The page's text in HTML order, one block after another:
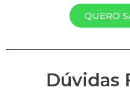
QUERO
Dúvidas